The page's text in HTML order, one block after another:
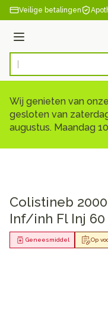
Ga naar de inhoud
Veilige betalingen
Menu
Product, merk,
Wij genieten van
gesloten van
augustus. Maandag
Colistineb
Inf/inh Fl Inj 60
Op
Geneesmiddel